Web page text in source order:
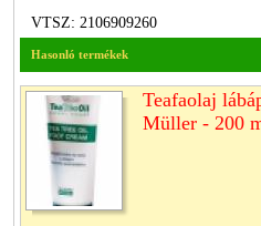
VTSZ: 2106909260
Hasonló termékek
Teafaolaj
Müller - 200